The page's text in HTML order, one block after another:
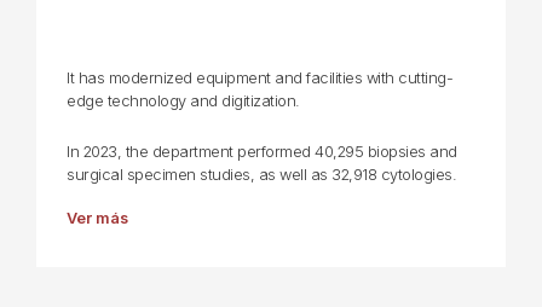
It has modernized equipment and facilities with cutting-
edge technology and digitization.
In 2023, the department performed 40,295 biopsies and
surgical specimen studies, as well as 32,918 cytologies.
Ver más